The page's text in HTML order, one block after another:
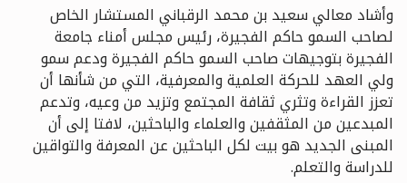
وأشاد معالي سعيد بن محمد الرقباني المستشار الخاص
لصاحب السمو حاكم الفجيرة، رئيس مجلس أمناء جامعة
الفجيرة بتوجيهات صاحب السمو حاكم الفجيرة ودعم سمو
ولي العهد للحركة العلمية والمعرفية، التي من شأنها أن
تعزز القراءة وتثري ثقافة المجتمع وتزيد من وعيه، وتدعم
المبدعين من المثقفين والعلماء والباحثين، لافتا إلى أن
المبنى الجديد هو بيت لكل الباحثين عن المعرفة والتواقين
للدراسة والتعلم.